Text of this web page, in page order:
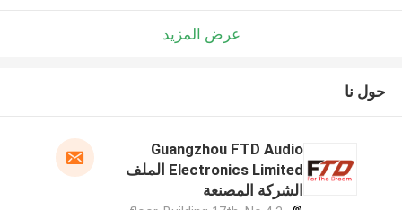
عرض المزيد
حول نا
Guangzhou FTD Audio
Electronics Limited الملف
الشركة المصنعة